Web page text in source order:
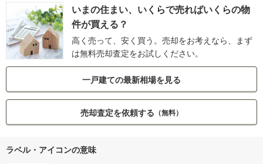
いまの住まい、いくらで売ればいくらの物
件が買える？
高く売って、安く買う。売却をお考えなら、まず
は無料売却査定をお試しください。
一戸建ての最新相場を見る
売却査定を依頼する （無料）
ラベル・アイコンの意味